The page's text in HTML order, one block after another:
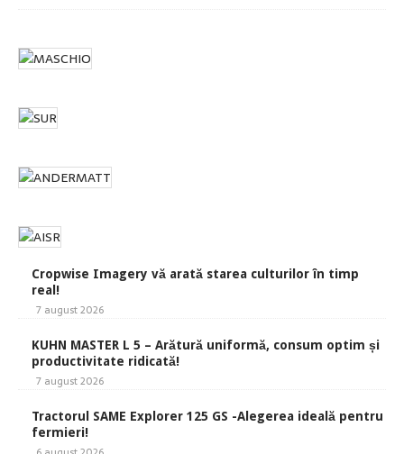
Cropwise Imagery vă arată starea culturilor în timp
real!
7 august 2026
KUHN MASTER L 5 – Arătură uniformă, consum optim și
productivitate ridicată!
7 august 2026
Tractorul SAME Explorer 125 GS -Alegerea ideală pentru
fermieri!